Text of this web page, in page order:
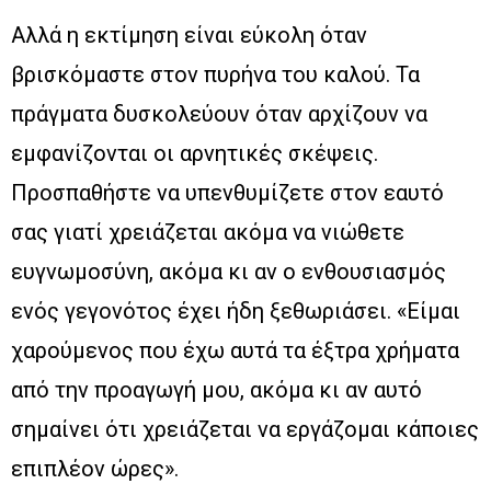
Αλλά η εκτίμηση είναι εύκολη όταν
βρισκόμαστε στον πυρήνα του καλού. Τα
πράγματα δυσκολεύουν όταν αρχίζουν να
εμφανίζονται οι αρνητικές σκέψεις.
Προσπαθήστε να υπενθυμίζετε στον εαυτό
σας γιατί χρειάζεται ακόμα να νιώθετε
ευγνωμοσύνη, ακόμα κι αν ο ενθουσιασμός
ενός γεγονότος έχει ήδη ξεθωριάσει. «Είμαι
χαρούμενος που έχω αυτά τα έξτρα χρήματα
από την προαγωγή μου, ακόμα κι αν αυτό
σημαίνει ότι χρειάζεται να εργάζομαι κάποιες
επιπλέον ώρες».